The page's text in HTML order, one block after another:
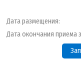
Дата размещения:
Дата окончания приема